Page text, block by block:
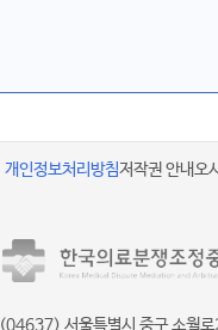
개인정보처리방침저작권 안내오
(04637) 서울특별시 중구 소월